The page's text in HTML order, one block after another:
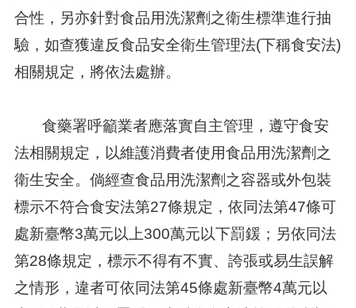
合性，另亦針對食品用洗潔劑之衛生標準進行抽
驗，如查獲違反食品安全衛生管理法(下稱食安法)
相關規定，將依法處辦。
食藥署呼籲業者應落實自主管理，遵守食安
法相關規定，以維護消費者使用食品用洗潔劑之
衛生安全。倘經查食品用洗潔劑之容器或外包裝
標示不符合食安法第27條規定，依同法第47條可
處新臺幣3萬元以上300萬元以下罰鍰；另依同法
第28條規定，標示不得有不實、誇張或易生誤解
之情形，違者可依同法第45條處新臺幣4萬元以